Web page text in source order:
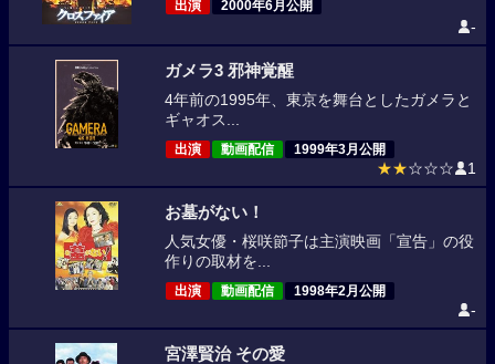
出演 2000年6月公開
-
ガメラ3 邪神覚醒
4年前の1995年、東京を舞台としたガメラと
ギャオス...
出演 動画配信 1999年3月公開
★★☆☆☆ 1
お墓がない！
人気女優・桜咲節子は主演映画「宣告」の役
作りの取材を...
出演 動画配信 1998年2月公開
-
宮澤賢治 その愛